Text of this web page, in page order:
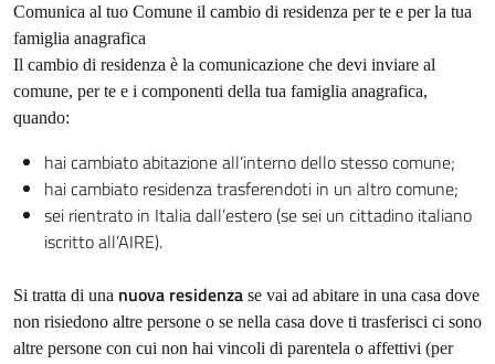
Comunica al tuo Comune il cambio di residenza per te e per la tua
famiglia anagrafica
Il cambio di residenza è la comunicazione che devi inviare al
comune, per te e i componenti della tua famiglia anagrafica,
quando:
hai cambiato abitazione all’interno dello stesso comune;
hai cambiato residenza trasferendoti in un altro comune;
sei rientrato in Italia dall’estero (se sei un cittadino italiano
iscritto all’AIRE).
Si tratta di una nuova residenza se vai ad abitare in una casa dove
non risiedono altre persone o se nella casa dove ti trasferisci ci sono
altre persone con cui non hai vincoli di parentela o affettivi (per